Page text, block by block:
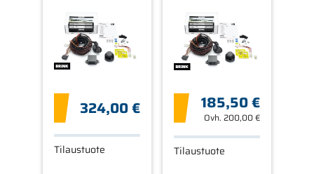
324,00 €
Tilaustuote
185,50 €
Ovh.200,00 €
Tilaustuote